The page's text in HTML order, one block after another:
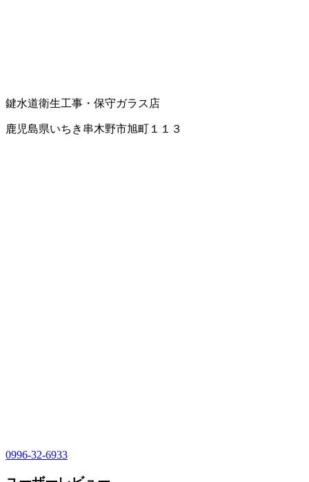
鍵水道衛生工事・保守ガラス店
鹿児島県いちき串木野市旭町１１３
0996-32-6933